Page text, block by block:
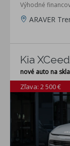
Výhodné
ARAVER
Kia
nové auto na
Zľava: 2 500 €